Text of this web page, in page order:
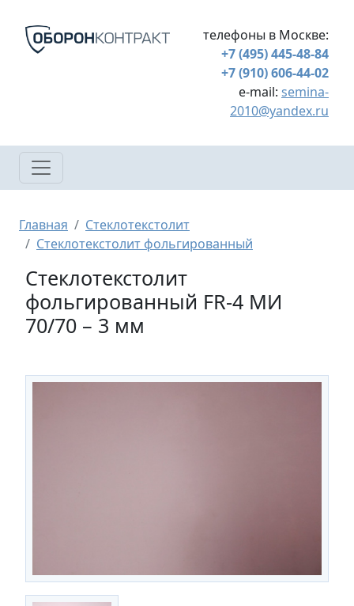
телефоны в Москве:
+7 (495) 445-48-84
+7 (910) 606-44-02
e-mail: semina-
2010@yandex.ru
Строка навигации
Главная
Стеклотекстолит
Стеклотекстолит фольгированный
Стеклотекстолит
фольгированный FR-4 МИ
70/70 – 3 мм